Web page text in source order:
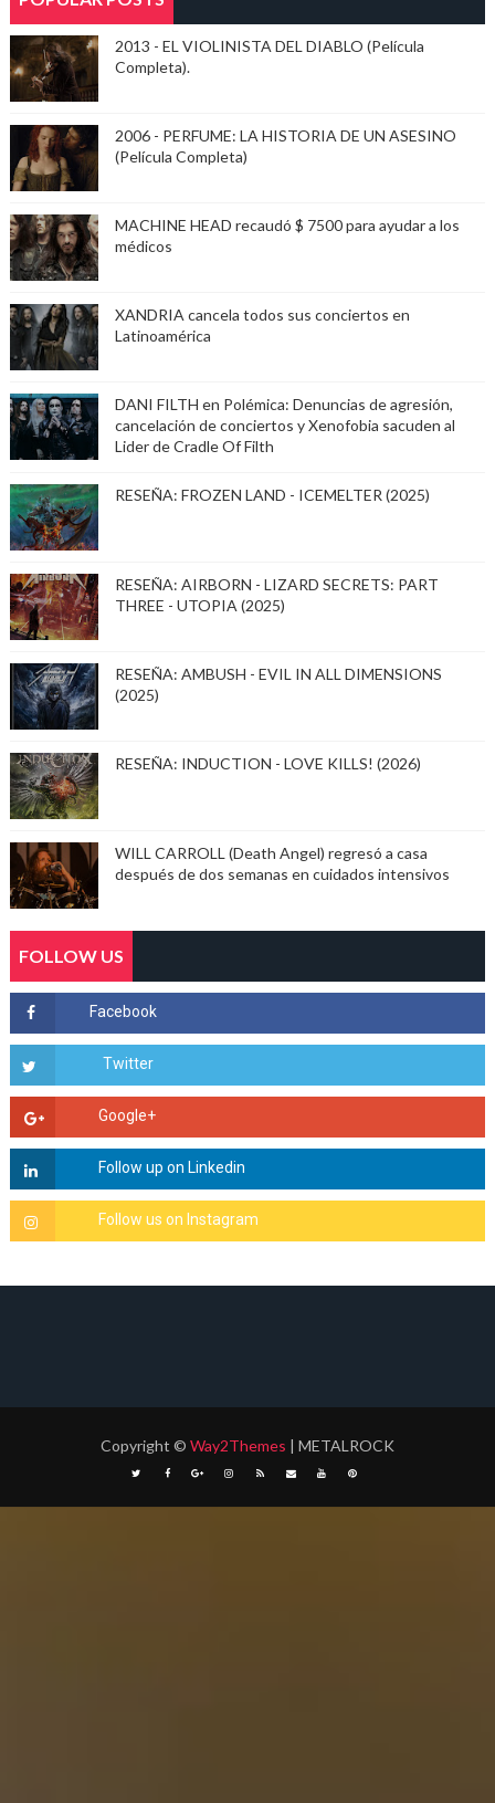
2013 - EL VIOLINISTA DEL DIABLO (Película
Completa).
2006 - PERFUME: LA HISTORIA DE UN ASESINO
(Película Completa)
MACHINE HEAD recaudó $ 7500 para ayudar a los
médicos
XANDRIA cancela todos sus conciertos en
Latinoamérica
DANI FILTH en Polémica: Denuncias de agresión,
cancelación de conciertos y Xenofobia sacuden al
Lider de Cradle Of Filth
RESEÑA: FROZEN LAND - ICEMELTER (2025)
RESEÑA: AIRBORN - LIZARD SECRETS: PART
THREE - UTOPIA (2025)
RESEÑA: AMBUSH - EVIL IN ALL DIMENSIONS
(2025)
RESEÑA: INDUCTION - LOVE KILLS! (2026)
WILL CARROLL (Death Angel) regresó a casa
después de dos semanas en cuidados intensivos
FOLLOW US
Copyright © Way2Themes | METALROCK